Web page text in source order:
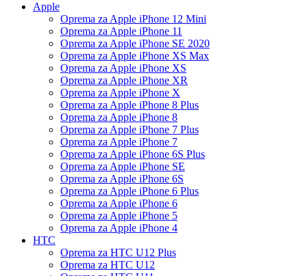
Apple
Oprema za Apple iPhone 12 Mini
Oprema za Apple iPhone 11
Oprema za Apple iPhone SE 2020
Oprema za Apple iPhone XS Max
Oprema za Apple iPhone XS
Oprema za Apple iPhone XR
Oprema za Apple iPhone X
Oprema za Apple iPhone 8 Plus
Oprema za Apple iPhone 8
Oprema za Apple iPhone 7 Plus
Oprema za Apple iPhone 7
Oprema za Apple iPhone 6S Plus
Oprema za Apple iPhone SE
Oprema za Apple iPhone 6S
Oprema za Apple iPhone 6 Plus
Oprema za Apple iPhone 6
Oprema za Apple iPhone 5
Oprema za Apple iPhone 4
HTC
Oprema za HTC U12 Plus
Oprema za HTC U12